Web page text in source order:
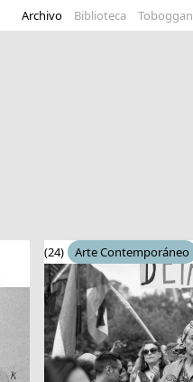
Archivo Biblioteca Toboggan
(24) Arte Contemporáneo